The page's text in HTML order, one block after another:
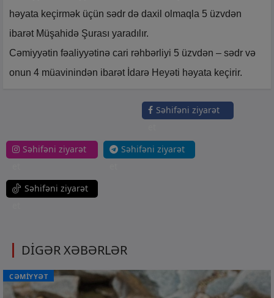
həyata keçirmək üçün sədr də daxil olmaqla 5 üzvdən
ibarət Müşahidə Şurası yaradılır.
Cəmiyyətin fəaliyyətinə cari rəhbərliyi 5 üzvdən – sədr və
onun 4 müavinindən ibarət İdarə Heyəti həyata keçirir.
Səhifəni ziyarət
Səhifəni ziyarət
Səhifəni ziyarət
Səhifəni ziyarət
DİGƏR XƏBƏRLƏR
CƏMİYYƏT